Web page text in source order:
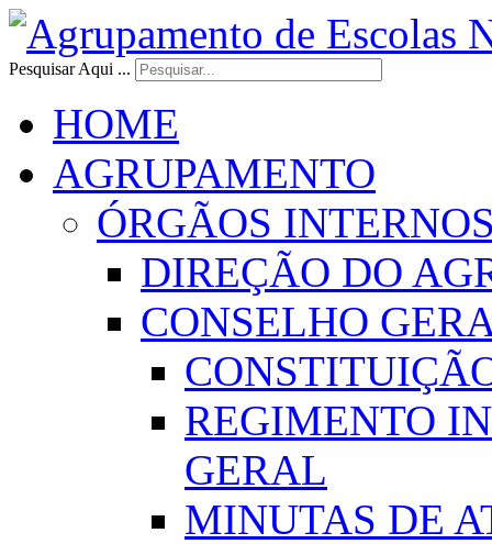
Pesquisar Aqui ...
HOME
AGRUPAMENTO
ÓRGÃOS
DIREÇÃO DO
CONSELHO
REGIMENTO
GERAL
MINUTAS DE